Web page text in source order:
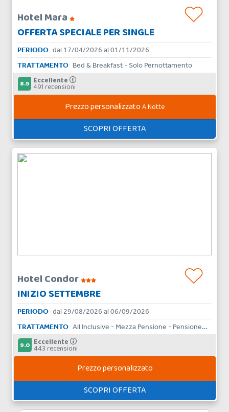
Hotel Mara
OFFERTA SPECIALE PER SINGLE
PERIODO dal 17/04/2026 al 01/11/2026
TRATTAMENTO Bed & Breakfast - Solo Pernottamento
8.5 Eccellente
491 recensioni
Prezzo personalizzatoA Notte
SCOPRI OFFERTA
Hotel Condor
INIZIO SETTEMBRE
PERIODO dal 29/08/2026 al 06/09/2026
TRATTAMENTO
All Inclusive - Mezza Pensione - Pensione Completa - Bed & Breakfast - Aparthotel - Skipass - Solo Pernottamento
9.0 Eccellente
443 recensioni
Prezzo personalizzato
SCOPRI OFFERTA